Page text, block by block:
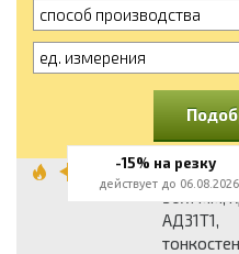
способ производства
ед. измерения
Труба
30x1 мм,
АД31Т1,
-15% на резку
действует до 06.08.2026